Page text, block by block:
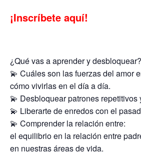
¡Inscríbete aquí!
¿Qué vas a aprender y desbloquear?
💫 Cuáles son las fuerzas del amor
cómo vivirlas en el día a día.
💫 Desbloquear patrones repetitivos
💫 Liberarte de enredos con el
💫 Comprender la relación entre:
el equilibrio en la relación entre
en nuestras áreas de vida.